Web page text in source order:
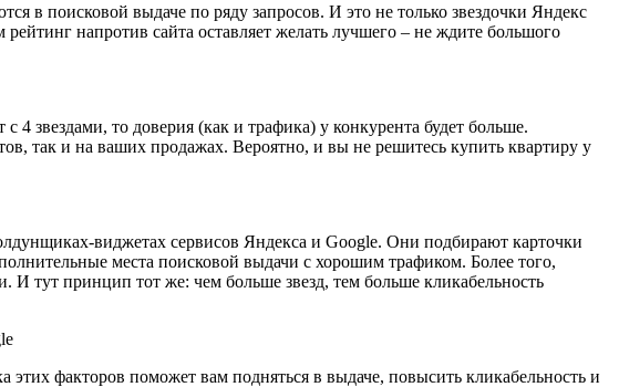
в поисковой выдаче по ряду запросов. И это не только звездочки Яндекс
напротив сайта оставляет желать лучшего – не ждите большого
4 звездами, то доверия (как и трафика) у конкурента будет больше.
так и на ваших продажах. Вероятно, и вы не решитесь купить квартиру у
виджетах сервисов Яндекса и Google. Они подбирают карточки
места поисковой выдачи с хорошим трафиком. Более того,
И тут принцип тот же: чем больше звезд, тем больше кликабельность
факторов поможет вам подняться в выдаче, повысить кликабельность и